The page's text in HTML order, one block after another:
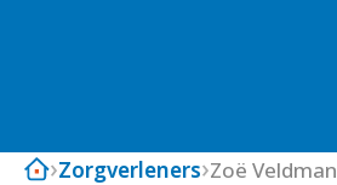
Zorgverleners Zoë Veldman